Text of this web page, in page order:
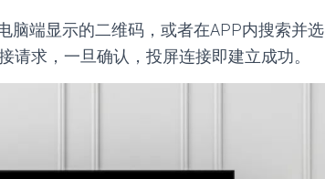
脑端显示的二维码，或者在APP内搜索并选
求，一旦确认，投屏连接即建立成功。